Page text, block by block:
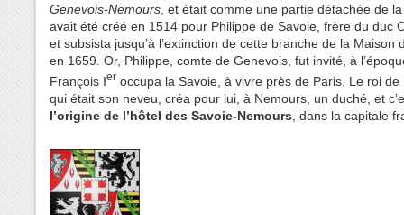
Genevois-Nemours , et était comme une partie détachée de
avait été créé en 1514 pour Philippe de Savoie, frère du duc
et subsista jusqu’à l’extinction de cette branche de la Maison
en 1659. Or, Philippe, comte de Genevois, fut invité, à
François Ier occupa la Savoie, à vivre près de Paris. Le roi de
qui était son neveu, créa pour lui, à Nemours, un duché, et
l’origine de l’hôtel des Savoie-Nemours, dans la capitale